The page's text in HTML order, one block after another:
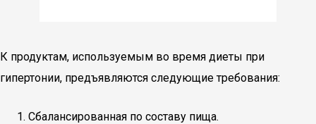
К продуктам, используемым во время диеты при
гипертонии, предъявляются следующие требования:
Сбалансированная по составу пища.